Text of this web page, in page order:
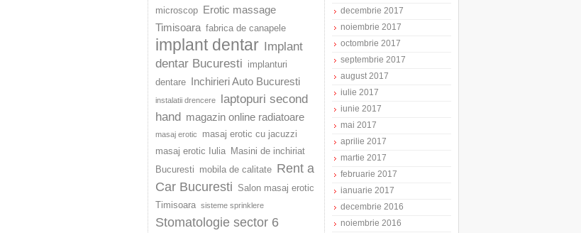
microscop
Erotic massage
Timisoara fabrica de canapele
implant dentar Implant
dentar Bucuresti
implanturi
dentare
Inchirieri Auto Bucuresti
instalatii drencere
laptopuri second
hand magazin online radiatoare
masaj erotic
masaj erotic cu jacuzzi
masaj erotic Iulia
Masini de inchiriat
Bucuresti
mobila de calitate Rent a
Car Bucuresti
Salon masaj erotic
Timisoara sisteme sprinklere
Stomatologie sector 6
decembrie 2017
noiembrie 2017
octombrie 2017
septembrie 2017
august 2017
iulie 2017
iunie 2017
mai 2017
aprilie 2017
martie 2017
februarie 2017
ianuarie 2017
decembrie 2016
noiembrie 2016